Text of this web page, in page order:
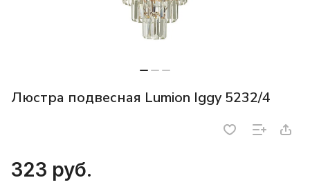
Люстра подвесная Lumion Iggy 5232/4
323 руб.